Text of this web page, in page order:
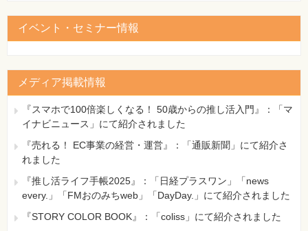
④ 沸点の高い液体ほど蒸発しやすい。
[正]
イベント・セミナー情報
メディア掲載情報
『スマホで100倍楽しくなる！ 50歳からの推し活入門』：「マ
イナビニュース」にて紹介されました
『売れる！ EC事業の経営・運営』：「通販新聞」にて紹介さ
れました
『推し活ライフ手帳2025』：「日経プラスワン」「news
every.」「FMおのみちweb」「DayDay.」にて紹介されました
『STORY COLOR BOOK』：「coliss」にて紹介されました